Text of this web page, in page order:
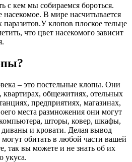
с кем мы собираемся бороться.
В мире насчитывается
паразитов.У клопов плоское тельце
что цвет насекомого зависит
– это постельные клопы. Они
квартирах, общежитиях, отельных
предприятиях, магазинах,
места размножения они могут
шторы, ковер, шкафы,
и кровати. Делая вывод
обитать в любой части вашей
так вы можете и не знать об их
укуса.